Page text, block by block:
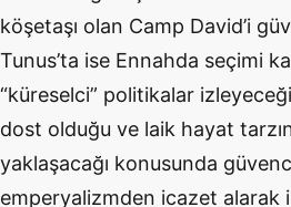
köşetaşı olan Camp David’i
Tunus’ta ise Ennahda seçimi
“küreselci” politikalar
dost olduğu ve laik hayat
yaklaşacağı konusunda
emperyalizmden icazet alarak